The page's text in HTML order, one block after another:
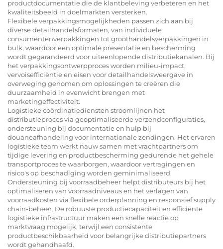
productdocumentatie die de klantbeleving verbeteren en het
kwaliteitsbeeld in doelmarkten versterken.
Flexibele verpakkingsmogelijkheden passen zich aan bij
diverse detailhandelsformaten, van individuele
consumentenverpakkingen tot groothandelsverpakkingen in
bulk, waardoor een optimale presentatie en bescherming
wordt gegarandeerd voor uiteenlopende distributiekanalen. Bij
het verpakkingsontwerpproces worden milieu-impact,
vervoisefficiëntie en eisen voor detailhandelsweergave in
overweging genomen om oplossingen te creëren die
duurzaamheid in evenwicht brengen met
marketingeffectiviteit.
Logistieke coördinatiediensten stroomlijnen het
distributieproces via geoptimaliseerde verzendconfiguraties,
ondersteuning bij documentatie en hulp bij
douaneafhandeling voor internationale zendingen. Het ervaren
logistieke team werkt nauw samen met vrachtpartners om
tijdige levering en productbescherming gedurende het gehele
transportproces te waarborgen, waardoor vertragingen en
risico's op beschadiging worden geminimaliseerd.
Ondersteuning bij voorraadbeheer helpt distributeurs bij het
optimaliseren van voorraadniveaus en het verlagen van
voorraadkosten via flexibele orderplanning en responsief supply
chain-beheer. De robuuste productiecapaciteit en efficiënte
logistieke infrastructuur maken een snelle reactie op
marktvraag mogelijk, terwijl een consistente
productbeschikbaarheid voor belangrijke distributiepartners
wordt gehandhaafd.